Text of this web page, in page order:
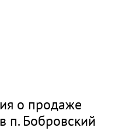
о продаже
п. Бобровский